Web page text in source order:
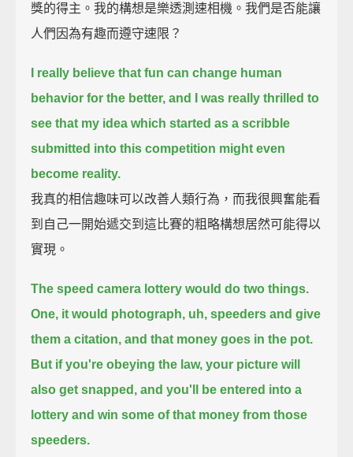
獎的得主。我的構想是樂透測速相機。我們是否能讓
人們因為有趣而遵守速限？
I really believe that fun can change human
behavior for the better, and I was really thrilled to
see that my idea which started as a scribble
submitted into this competition might even
become reality.
我真的相信趣味可以改善人類行為，而我很興奮能看
到自己一開始遞交到這比賽的粗略構想居然可能得以
實現。
The speed camera lottery would do two things.
One, it would photograph, uh, speeders and give
them a citation, and that money goes in the pot.
But if you're obeying the law, your picture will
also get snapped, and you'll be entered into a
lottery and win some of that money from those
speeders.